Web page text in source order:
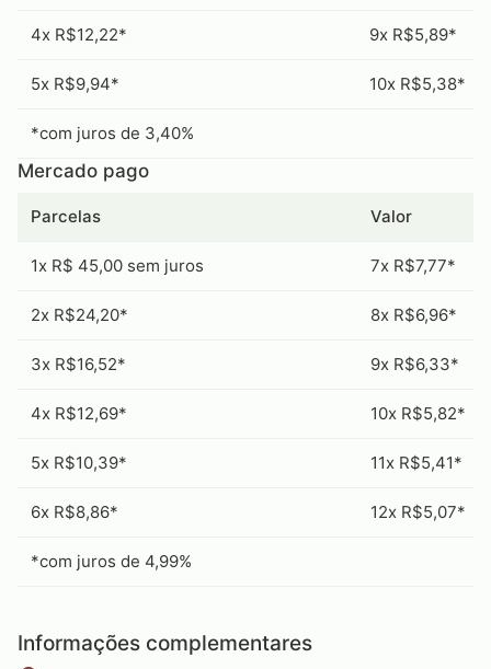
4x R$12,22* 9x R$5,89*
5x R$9,94* 10x R$5,38*
*com juros de 3,40%
Mercado pago
Parcelas Valor
1x R$ 45,00 sem juros 7x R$7,77*
2x R$24,20* 8x R$6,96*
3x R$16,52* 9x R$6,33*
4x R$12,69* 10x R$5,82*
5x R$10,39* 11x R$5,41*
6x R$8,86* 12x R$5,07*
*com juros de 4,99%
Informações complementares